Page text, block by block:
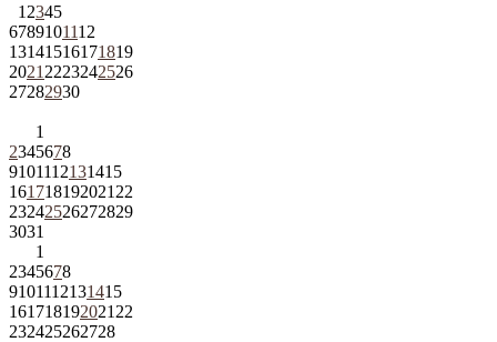
1 2345
6789101112
13141516171819
2021 2223242526
27282930
1
2345678
9101112131415
161718192021 22
23242526272829
3031
1
2345678
9101112131415
161718192021 22
232425262728